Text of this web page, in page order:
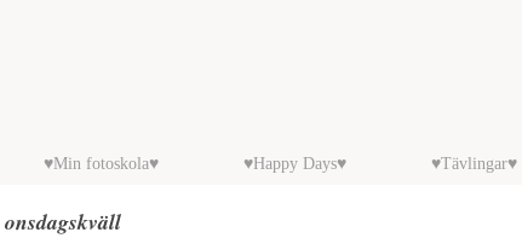
♥Min fotoskola♥ ♥Happy Days♥ ♥Tävlingar♥